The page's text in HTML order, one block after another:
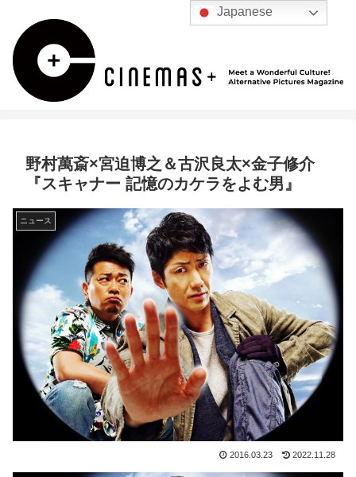
野村萬斎×宮迫博之＆古沢良太×金子修介
『スキャナー 記憶のカケラをよむ男』
ニュース
2016.03.23 2022.11.28
Japanese